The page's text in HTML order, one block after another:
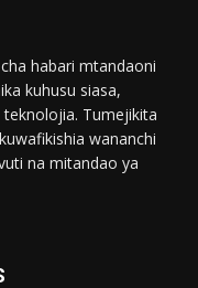
habari mtandaoni
kuhusu siasa,
Tumejikita
wananchi
na mitandao ya